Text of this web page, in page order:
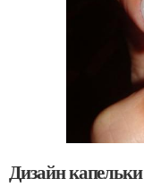
Дизайн капельки